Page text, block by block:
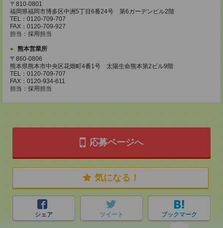
〒810-0801
福岡県福岡市博多区中洲5丁目6番24号 第6ガーデンビル2階
TEL：0120-709-707
FAX：0120-709-927
担当：採用担当
熊本営業所
〒860-0806
熊本県熊本市中央区花畑町4番1号 太陽生命熊本第2ビル9階
TEL：0120-709-707
FAX：0120-934-611
担当：採用担当
応募ページへ
気になる！
シェア ツイート ブックマーク